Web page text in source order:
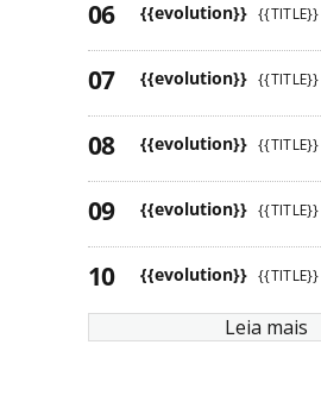
{{evolution}} {{TITLE}}
{{evolution}} {{TITLE}}
{{evolution}} {{TITLE}}
{{evolution}} {{TITLE}}
{{evolution}} {{TITLE}}
Leia mais